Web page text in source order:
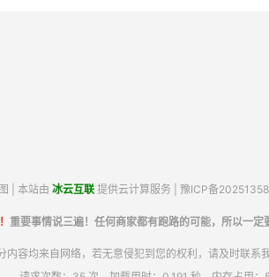
| 本站由 冰云互联 提供云计算服务 | 豫ICP备
重要事情说三遍！任何商家都有跑路的可能，所以一
内容均来自网络，若无意侵犯到您的权利，请及时联系